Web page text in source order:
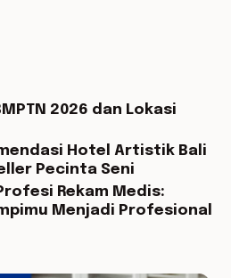
2026 dan Lokasi
Hotel Artistik Bali
Pecinta Seni
Rekam Medis:
Menjadi Profesional